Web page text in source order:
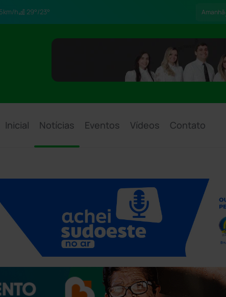
5km/h 29°/23° Amanhã
Inicial Notícias Eventos Vídeos Contato